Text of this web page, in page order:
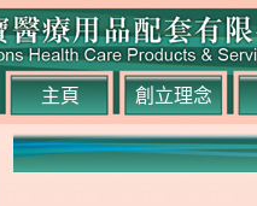
主頁 創立理念